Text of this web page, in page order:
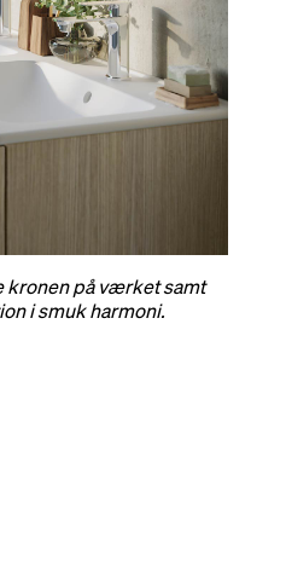
kronen på værket samt
i smuk harmoni.